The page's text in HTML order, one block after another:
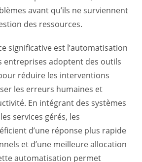
avant qu’ils ne surviennent
des ressources.
significative est l’automatisation
entreprises adoptent des outils
réduire les interventions
les erreurs humaines et
En intégrant des systèmes
services gérés, les
d’une réponse plus rapide
et d’une meilleure allocation
automatisation permet